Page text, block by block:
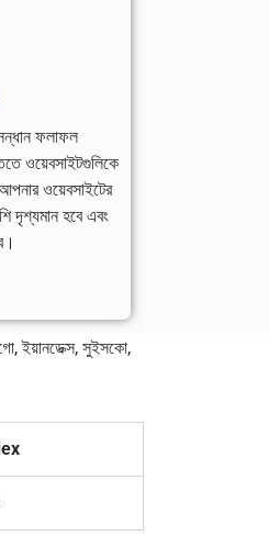
ফলাফল
ওয়েবসাইটগুলিকে
ওয়েবসাইটের
দৃশ্যমান হবে এবং
ইয়ানডেক্স, সুইসকো,